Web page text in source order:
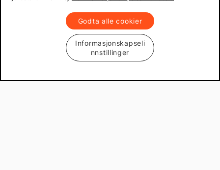
Godta alle cookier
Informasjonskapseli
nnstillinger